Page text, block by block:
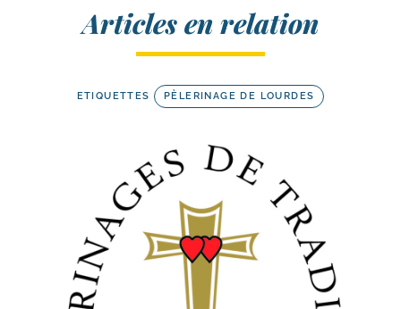
Articles en relation
ETIQUETTES PÈLERINAGE DE LOURDES